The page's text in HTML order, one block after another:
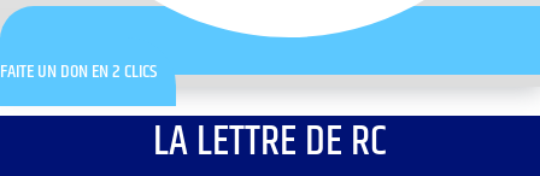
FAITE UN DON EN 2 CLICS
LA LETTRE DE RC